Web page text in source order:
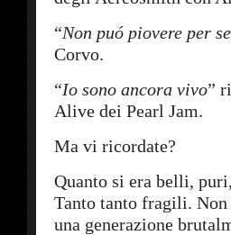
“Non puó piovere per
Corvo.
“Io sono ancora vivo”
Alive dei Pearl Jam.
Ma vi ricordate?
Quanto si era belli,
Tanto tanto fragili. Non
una generazione